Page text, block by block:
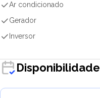
Ar condicionado
Gerador
Inversor
Disponibilidade